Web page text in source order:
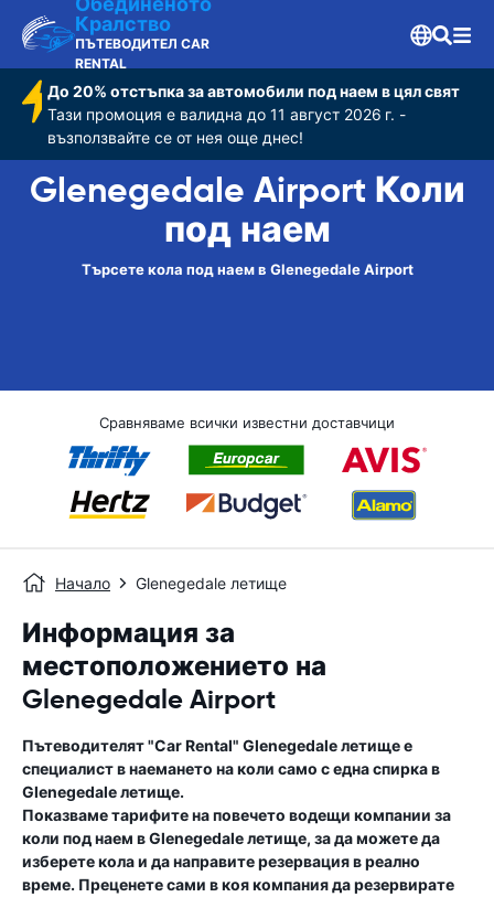
Кралство
ПЪТЕВОДИТЕЛ CAR
RENTAL
До 20% отстъпка за автомобили под наем в цял свят
Тази промоция е валидна до 11 август 2026 г. -
възползвайте се от нея още днес!
Glenegedale Airport Коли
под наем
Търсете кола под наем в Glenegedale Airport
Сравняваме всички известни доставчици
Начало Glenegedale летище
Информация за
местоположението на
Glenegedale Airport
Пътеводителят "Car Rental" Glenegedale летищее
специалист в наемането на коли само с една спирка в
Glenegedale летище.
Показваме тарифите на повечето водещи компании за
коли под наем вGlenegedale летище, за да можете да
изберете кола и да направите резервация в реално
време. Преценете сами в коя компания да резервирате